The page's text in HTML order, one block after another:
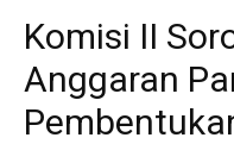
Komisi II
Anggaran